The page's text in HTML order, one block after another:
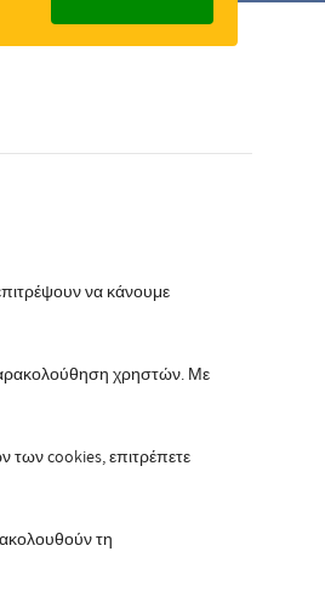
να κάνουμε
χρηστών. Με
cookies, επιτρέπετε
τη